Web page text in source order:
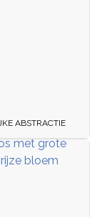
ABSTRACTIE